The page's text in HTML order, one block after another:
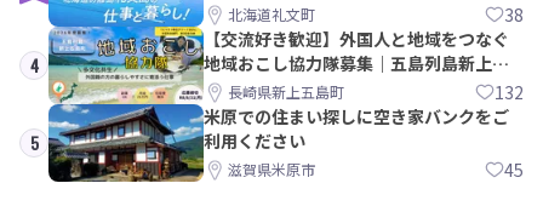
北海道礼文町 38
4
【交流好き歓迎】外国人と地域をつなぐ
地域おこし協力隊募集｜五島列島新上五
島町長崎県新上五島町 132
5
米原での住まい探しに空き家バンクをご
利用ください
滋賀県米原市 45